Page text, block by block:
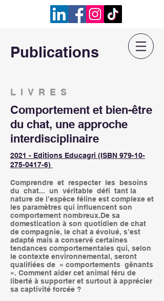
Publications
LIVRES
Comportement et bien-être
du chat, une approche
interdisciplinaire
2021 - Editions Educagri (ISBN 979-10-
275-0417-6)
Comprendre et respecter les besoins
du chat... un véritable défi tant la
nature de l’espèce féline est complexe et
les paramètres qui influencent son
comportement nombreux.De sa
domestication à son quotidien de chat
de compagnie, le chat a évolué, s’est
adapté mais a conservé certaines
tendances comportementales qui, selon
le contexte environnemental, seront
qualifiées de « comportements gênants
». Comment aider cet animal féru de
liberté à supporter et surtout à apprécier
sa captivité forcée ?